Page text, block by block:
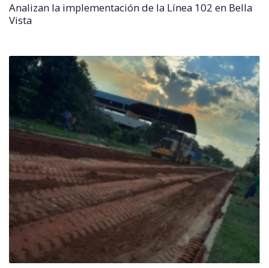
Analizan la implementación de la Línea 102 en Bella
Vista